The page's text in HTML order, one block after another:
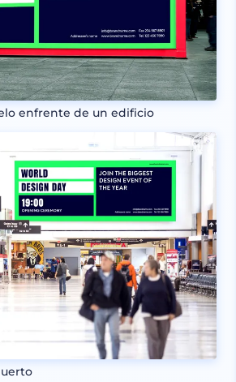
enfrente de un edificio